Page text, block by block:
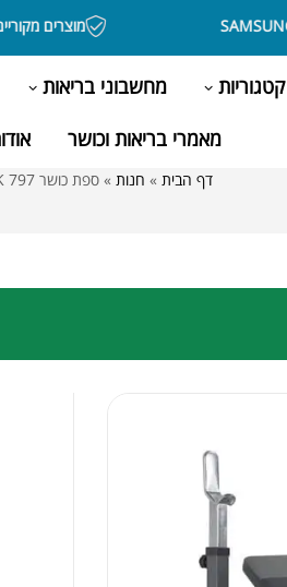
מוצרים מקוריים
קטגוריות מחשבוני בריאות
מאמרי בריאות וכושר
דף הבית » חנות » ספת כושר 797 YORK